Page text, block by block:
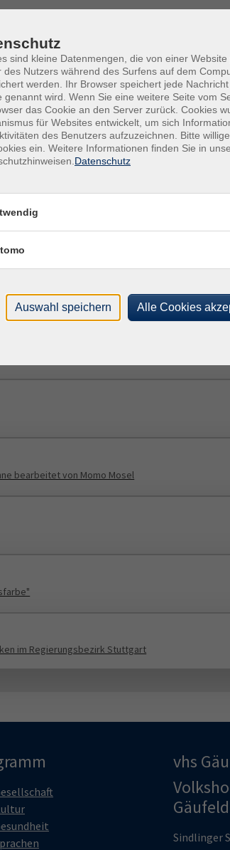
und Erwachsene
bearbeitet von Momo Mosel
im Regierungsbezirk Stuttgart
vhs
Sindlinger
sind kleine Datenmengen, die von einer
des Nutzers während des Surfens auf dem
werden. Ihr Browser speichert jede
genannt wird. Wenn Sie eine weitere Seite vom
das Cookie an den Server zurück. Cookies
für Websites entwickelt, um sich
des Benutzers aufzuzeichnen. Bitte
ein. Weitere Informationen finden Sie in
Datenschutz
Auswahl speichern Alle Cookies